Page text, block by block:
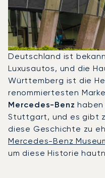
Deutschland ist
Luxusautos, und die
Württemberg ist die
renommiertesten
Mercedes-Benz haben
Stuttgart, und es gibt
diese Geschichte zu
Mercedes-Benz
um diese Historie